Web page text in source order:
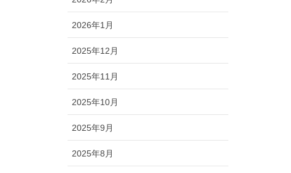
2026年1月
2025年12月
2025年11月
2025年10月
2025年9月
2025年8月